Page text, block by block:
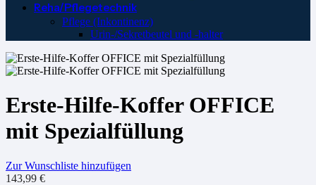
Reha/Pflegetechnik
Pflege (Inkontinenz)
Urin-/Sekretbeutel und -halter
Erste-Hilfe-Koffer OFFICE
mit Spezialfüllung
Zur Wunschliste hinzufügen
143,99 €